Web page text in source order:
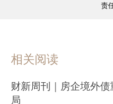
责
相关阅读
财新周刊｜房企境外债
局